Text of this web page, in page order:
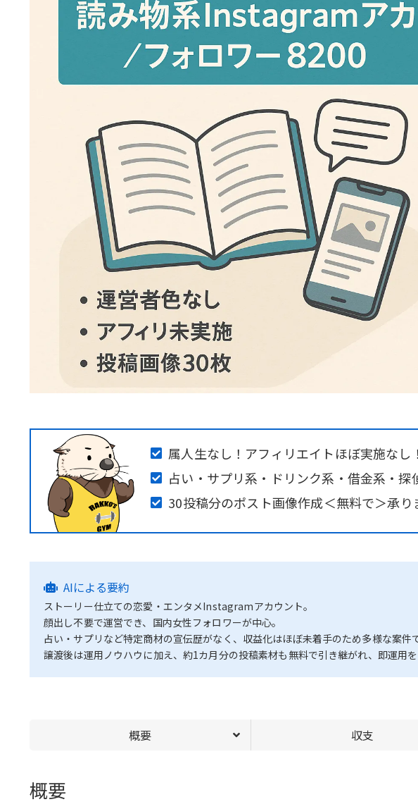
属人生なし！アフィリエイトほぼ実施なし！
占い・サプリ系・ドリンク系・借金系・探
30投稿分のポスト画像作成＜無料で＞承り
AIによる要約
ストーリー仕立ての恋愛・エンタメInstagramアカウント。
顔出し不要で運営でき、国内女性フォロワーが中心。
占い・サプリなど特定商材の宣伝歴がなく、収益化はほぼ未着手のため多様な案件
譲渡後は運用ノウハウに加え、約1カ月分の投稿素材も無料で引き継がれ、即運用を
概要 収支
概要